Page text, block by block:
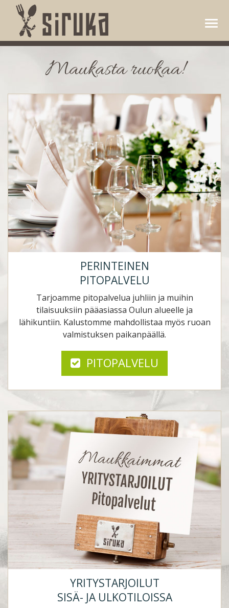
Maukasta ruokaa!
PERINTEINEN
PITOPALVELU
Tarjoamme pitopalvelua juhliin ja muihin
tilaisuuksiin pääasiassa Oulun alueelle ja
lähikuntiin. Kalustomme mahdollistaa myös ruoan
valmistuksen paikanpäällä.
PITOPALVELU
YRITYSTARJOILUT
SISÄ- JA ULKOTILOISSA